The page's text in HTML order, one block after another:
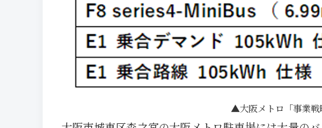
大阪メトロ「事業戦